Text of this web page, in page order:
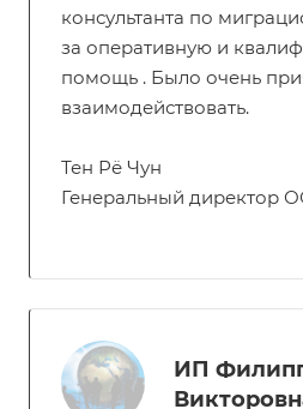
консультанта по
за оперативную и
помощь . Было очень
взаимодействовать.
Тен Рё Чун
Генеральный директор
ИП